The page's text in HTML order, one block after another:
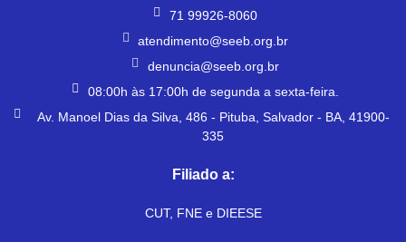
71 99926-8060
atendimento@seeb.org.br
denuncia@seeb.org.br
08:00h às 17:00h de segunda a sexta-feira.
Av. Manoel Dias da Silva, 486 - Pituba, Salvador - BA, 41900-
335
Filiado a:
CUT, FNE e DIEESE